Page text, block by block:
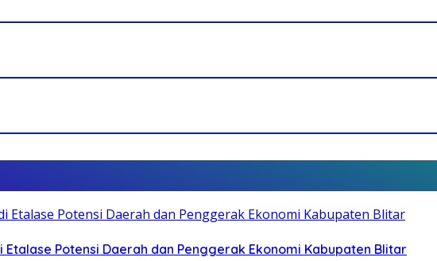
Etalase Potensi Daerah dan Penggerak Ekonomi Kabupaten Blitar